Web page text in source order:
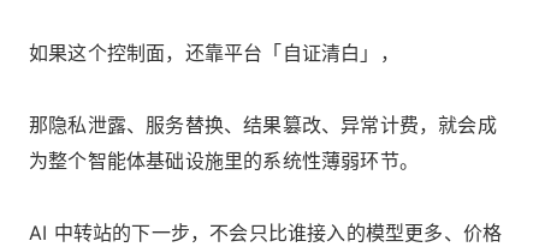
如果这个控制面，还靠平台「自证清白」，
那隐私泄露、服务替换、结果篡改、异常计费，就会成
为整个智能体基础设施里的系统性薄弱环节。
AI 中转站的下一步，不会只比谁接入的模型更多、价格